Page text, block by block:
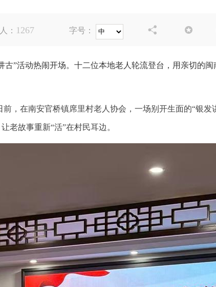
： 1267 字号：  
”活动热闹开场。十二位本地老人轮流登台，用亲切的
，在南安官桥镇席里村老人协会，一场别开生面的“银发
老故事重新“活”在村民耳边。